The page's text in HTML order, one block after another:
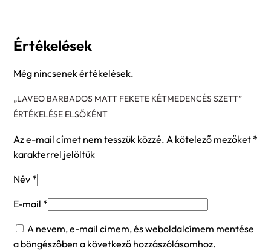
Értékelések
Még nincsenek értékelések.
„LAVEO BARBADOS MATT FEKETE KÉTMEDENCÉS SZETT”
ÉRTÉKELÉSE ELSŐKÉNT
Az e-mail címet nem tesszük közzé. A kötelező mezőket *
karakterrel jelöltük
Név *
E-mail *
A nevem, e-mail címem, és weboldalcímem mentése
a böngészőben a következő hozzászólásomhoz.